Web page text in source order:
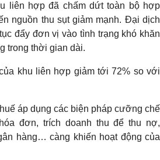
liên hợp đã chấm dứt toàn bộ hợp
nguồn thu sụt giảm mạnh. Đại dịch
đẩy đơn vị vào tình trạng khó khăn
trong thời gian dài.
khu liên hợp giảm tới 72% so với
áp dụng các biện pháp cưỡng chế
đơn, trích doanh thu để thu nợ,
hàng… càng khiến hoạt động của